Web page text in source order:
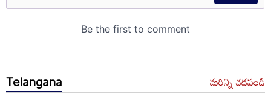
Telangana మరిన్ని చదవండి